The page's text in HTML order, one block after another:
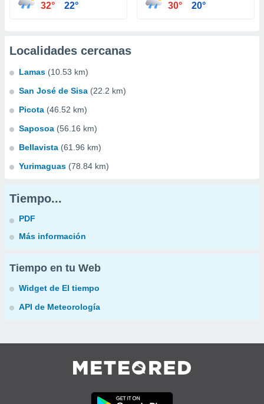
32° 22° 30° 20°
Localidades cercanas
Lamas (10.53 km)
San José de Sisa (22.2 km)
Picota (46.52 km)
Saposoa (56.16 km)
Bellavista (61.96 km)
Yurimaguas (78.84 km)
Tiempo...
PDF
Más información
Tiempo en tu Web
Widget de El tiempo
API de Meteorología